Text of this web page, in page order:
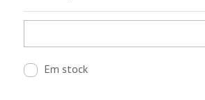
Em stock